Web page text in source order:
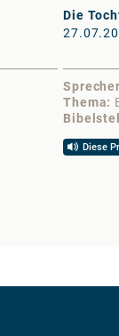
Die
Sprecher
Thema
Diese